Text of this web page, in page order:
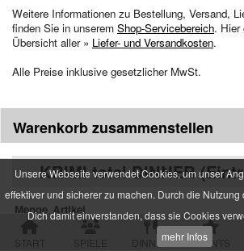
Unsere Webseite verwendet Cookies, um unser
effektiver und sicherer zu machen. Durch die
Dich damit einverstanden, dass sie Cookies
mehr Infos
START SPIELE DINNER EVENTS
Görlitz
Gröditz
Großröhrsdorf
Meißen
Plauen
Zwickau
Braunschweig
Hannover
Jork (bei Hamburg)
Rinteln
Weitere Informationen zu Bestellung, Versand,
finden Sie in unserem Shop-Servicebereich. Hier
Übersicht aller » Liefer- und Versandkosten.
Alle Preise inklusive gesetzlicher MwSt.
Warenkorb zusammenstellen
KRIMItotalDINNER
Menge Artikel
KRIMItotal
DINNER – Liebe ist mehr
ein Mord